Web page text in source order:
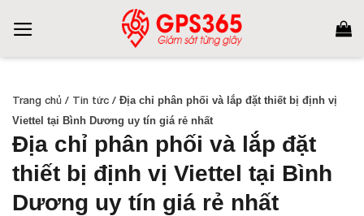
Trang chủ / Tin tức / Địa chỉ phân phối và lắp đặt thiết bị định vị
Viettel tại Bình Dương uy tín giá rẻ nhất
Địa chỉ phân phối và lắp đặt
thiết bị định vị Viettel tại Bình
Dương uy tín giá rẻ nhất